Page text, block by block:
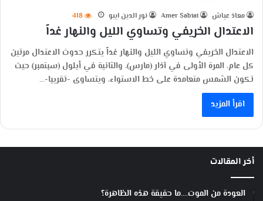
معاذ عياش Amer Sabiai نور الدين ايبو 418
الاعتدال الخريفي وتساوي الليل والنهار غداً
الاعتدال الخريفي وتساوي الليل والنهار غداً يتكرر حدوث الاعتدال مرتين
كل عام، المرة الأولى في آذار (مارس)، والثانية في أيلول (سبتمبر) حيث
تكون الشمس متعامدة على خط الاستواء، ويتساوى -تقريبا-…
اقرأ المزيد
أخر المقالات
العودة من الموت….ما حقيقة هذه الظاهرة؟